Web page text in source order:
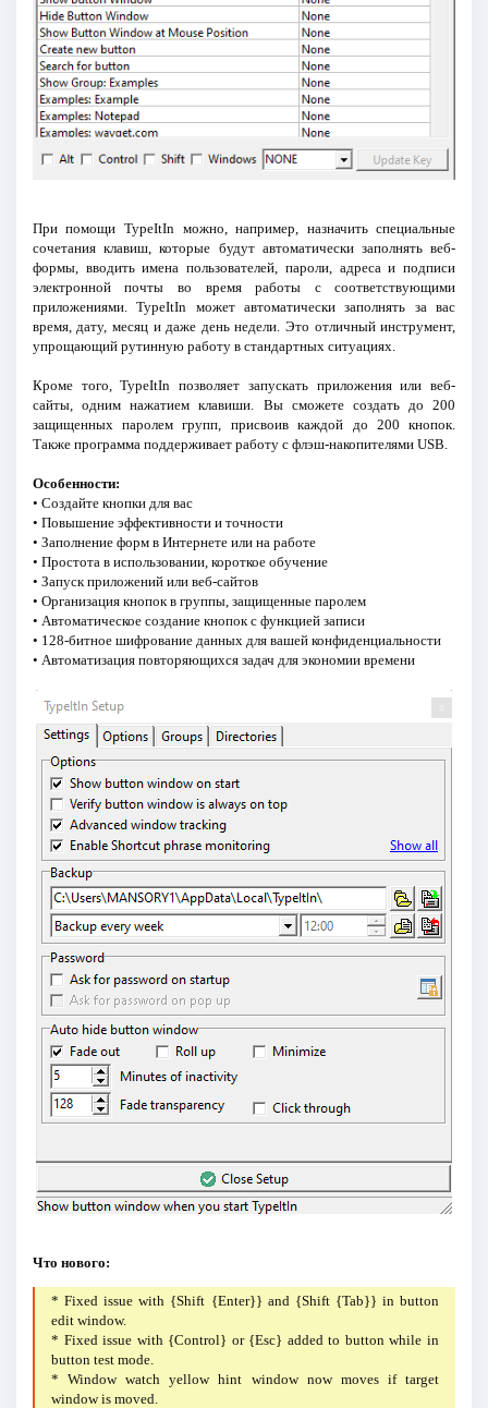
При помощи TypeItIn можно, например, назначить специальные
сочетания клавиш, которые будут автоматически заполнять веб-
формы, вводить имена пользователей, пароли, адреса и подписи
электронной почты во время работы с соответствующими
приложениями. TypeItIn может автоматически заполнять за вас
время, дату, месяц и даже день недели. Это отличный инструмент,
упрощающий рутинную работу в стандартных ситуациях.
Кроме того, TypeItIn позволяет запускать приложения или веб-
сайты, одним нажатием клавиши. Вы сможете создать до 200
защищенных паролем групп, присвоив каждой до 200 кнопок.
Также программа поддерживает работу с флэш-накопителями USB.
Особенности:
• Создайте кнопки для вас
• Повышение эффективности и точности
• Заполнение форм в Интернете или на работе
• Простота в использовании, короткое обучение
• Запуск приложений или веб-сайтов
• Организация кнопок в группы, защищенные паролем
• Автоматическое создание кнопок с функцией записи
• 128-битное шифрование данных для вашей конфиденциальности
• Автоматизация повторяющихся задач для экономии времени
Что нового:
* Fixed issue with {Shift {Enter}} and {Shift {Tab}} in button
edit window.
* Fixed issue with {Control} or {Esc} added to button while in
button test mode.
* Window watch yellow hint window now moves if target
window is moved.